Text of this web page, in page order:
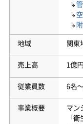
↳
↳
↳
地域 関東
売上高 1億
従業員数 6名
事業概要
マン
「